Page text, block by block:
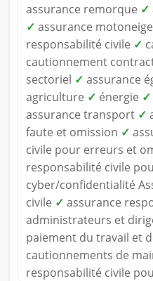
assurance remorque ✓
✓ assurance motoneige
responsabilité civile ✓
cautionnement
sectoriel ✓ assurance
agriculture ✓ énergie ✓
assurance transport ✓
faute et omission ✓
civile pour erreurs et
responsabilité civile
cyber/confidentialité
civile ✓ assurance
administrateurs et
paiement du travail et
cautionnements de
responsabilité civile